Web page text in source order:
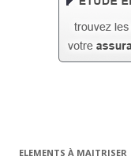
ELEMENTS À MAITRISER